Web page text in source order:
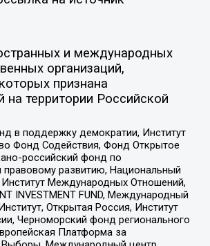
и международных
организаций,
признана
на территории Российской
в поддержку демократии, Институт
Фонд Содействия, Фонд Открытое
российский фонд по
развитию, Национальный
Международных Отношений,
INVESTMENT FUND, Международный
Открытая Россия, Институт
Черноморский фонд регионального
Платформа за